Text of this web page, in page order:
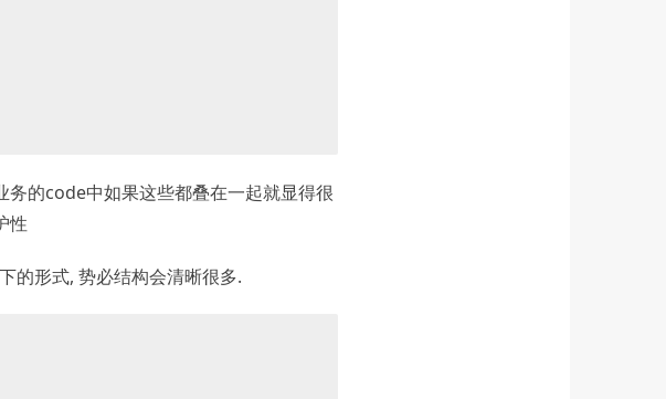
的code中如果这些都叠在一起就显得很
性
的形式, 势必结构会清晰很多.